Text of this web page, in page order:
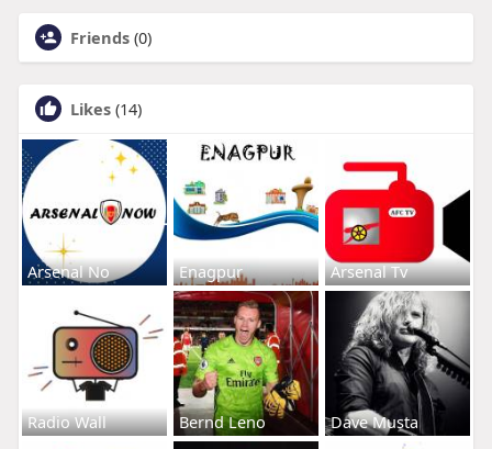
Friends (0)
Likes (14)
Arsenal No Enagpur Arsenal Tv
Radio Wall Bernd Leno Dave Musta